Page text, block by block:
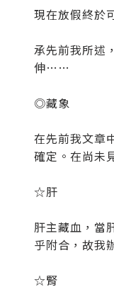
現在放假終
承先前我所述
伸……
◎藏象
在先前我文章
確定。在尚未
☆肝
肝主藏血，當
乎附合，故我
☆腎